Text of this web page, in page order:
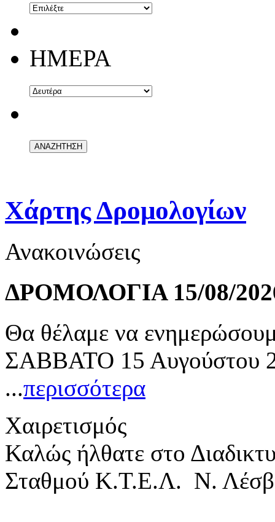
ΗΜΕΡΑ
Χάρτης Δρομολογίων
Ανακοινώσεις
ΔΡΟΜΟΛΟΓΙΑ 15/08/
Θα θέλαμε να
ΣΑΒΒΑΤΟ 15 Αυγούστου
...περισσότερα
Χαιρετισμός
Καλώς ήλθατε στο
Σταθμού Κ.Τ.Ε.Λ. Ν.